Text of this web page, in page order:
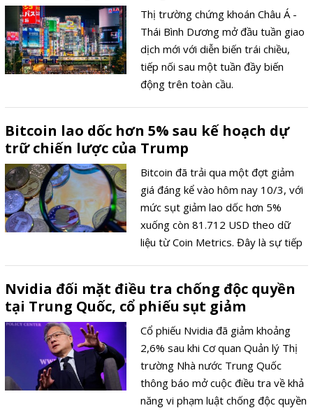
Thị trường chứng khoán Châu Á -
Thái Bình Dương mở đầu tuần giao
dịch mới với diễn biến trái chiều,
tiếp nối sau một tuần đầy biến
động trên toàn cầu.
Bitcoin lao dốc hơn 5% sau kế hoạch dự
trữ chiến lược của Trump
Bitcoin đã trải qua một đợt giảm
giá đáng kể vào hôm nay 10/3, với
mức sụt giảm lao dốc hơn 5%
xuống còn 81.712 USD theo dữ
liệu từ Coin Metrics. Đây là sự tiếp
hành pháp thành lập quỹ dự trữ
bitcoin chiến lược cho Hoa Kỳ.
Nvidia đối mặt điều tra chống độc quyền
tại Trung Quốc, cổ phiếu sụt giảm
Cổ phiếu Nvidia đã giảm khoảng
2,6% sau khi Cơ quan Quản lý Thị
trường Nhà nước Trung Quốc
thông báo mở cuộc điều tra về khả
năng vi phạm luật chống độc quyền